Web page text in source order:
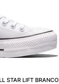
STAR LIFT BRANCO